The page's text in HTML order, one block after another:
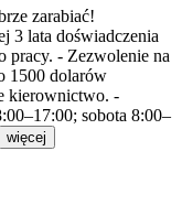
zarabiać!
3 lata doświadczenia
pracy. - Zezwolenie na
1500 dolarów
kierownictwo. -
sobota 8:00–
więcej